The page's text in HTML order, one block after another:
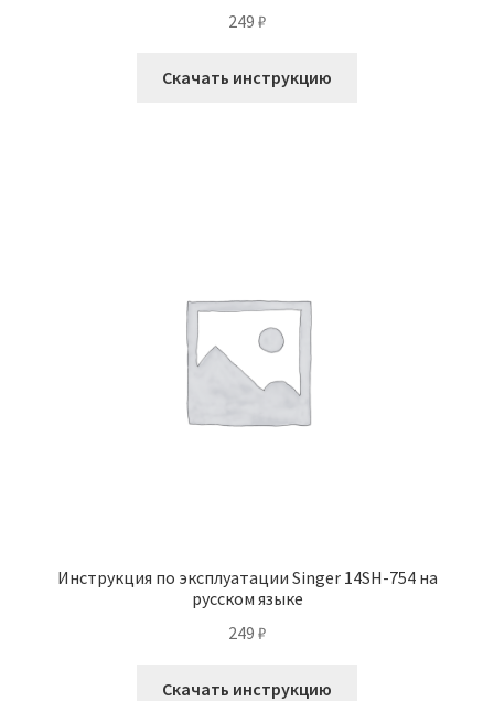
249 ₽
Скачать инструкцию
Инструкция по эксплуатации Singer 14SH-754 на
русском языке
249 ₽
Скачать инструкцию